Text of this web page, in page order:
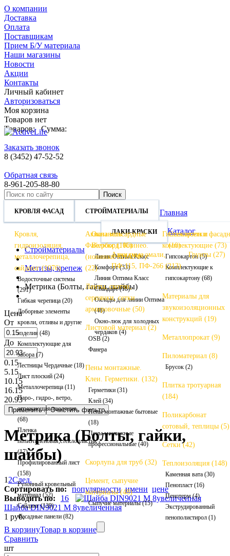
О компании
Доставка
Оплата
Поставщикам
Прием Б/У материала
Наши магазины
Новости
Акции
Контакты
Личный кабинет
Авторизоваться
Моя корзина
Товаров нет
Товаров: Сумма:
Заказать звонок
8 (3452) 47-52-52
Обратная связь
8-961-205-88-80
КРОВЛЯ ФАСАД
КРОВЛЯ ФАСАД
Кровля,
гидроизоляция,
металлочерепица,
сайдинг (1076)
Водосточные системы
(291)
Гибкая черепица (20)
Доборные элементы
кровли, отливы и другие
изделия (48)
Комплектующие для
забора (7)
Лестницы Чердачные (18)
Лист плоский (24)
Металлочерепица (11)
Паро-, гидро-, ветро,
отражающая-изоляция
(68)
Пленка
полиэтиленовая,стеклопластик
(17)
Профилированный лист
(158)
Рулонный кровельный
материал (52)
Сайдинг (139)
Фасадные панели (82)
Окна мансардные
Велюкс (106)
Линия Оптима Класс
Комфорт (33)
Линия Оптима Класс
Стандарт (18)
Оклады для линии Оптима
(48)
Окно-люк для холодных
чердаков (4)
Стеклосетки
(10)
СТРОЙМАТЕРИАЛЫ
СТРОЙМАТЕРИАЛЫ
Аквапанель.
Файерборд. Клинео.
(новинки КНАУФ!)
(22)
Ленты, скотчи,
серпянки, сетки
армировочные (50)
Листовой материал (2)
OSB (2)
Фанера
Пены монтажные.
Клеи. Герметики. (132)
Герметики (31)
Клей (34)
Пены монтажные бытовые
(18)
Пены монтажные
профессиональные (40)
Скорлупа для труб (32)
Цемент, сыпучие
материалы (48)
Сыпучие материалы (15)
Гипсокартон и
комплектующие (73)
Гипсокартон (5)
Комплектующие к
гипсокартону (68)
Материалы для
звукоизоляционных
конструкций (19)
Металлопрокат (9)
Пиломатериал (8)
Брусок (2)
Плитка тротуарная
(184)
Поликарбонат
сотовый, теплицы (5)
Сетки (42)
Теплоизоляция (148)
Каменная вата (30)
Пенопласт (16)
Пенотерм (4)
Экструдированный
пенополистирол (1)
ВНУТРЕННЯЯ ОТДЕЛКА ЛАКИ-КРАСКИ
ЛАКИ-КРАСКИ
Алкидные эмали,
ПФ-115, ПФ-266 (213)
Грунты (27)
Главная
Каталог
Стройматериалы
Метизы, крепеж
Метрика (Болты, гайки, шайбы)
Цена
От
До
0.15
5.15
10.15
16.15
20.93
Метрика (Болты, гайки,
шайбы)
1 2След.
Сортировать по: популярности имени цене
Выводить по:
16
Шайба DIN9021 М 8увеличенная
1 руб.
В корзинуТовар в корзине
Сравнить
шт